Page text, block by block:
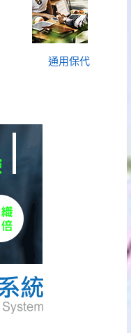
通用保代